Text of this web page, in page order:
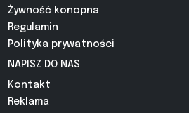
Żywność konopna
Regulamin
Polityka prywatności
NAPISZ DO NAS
Kontakt
Reklama